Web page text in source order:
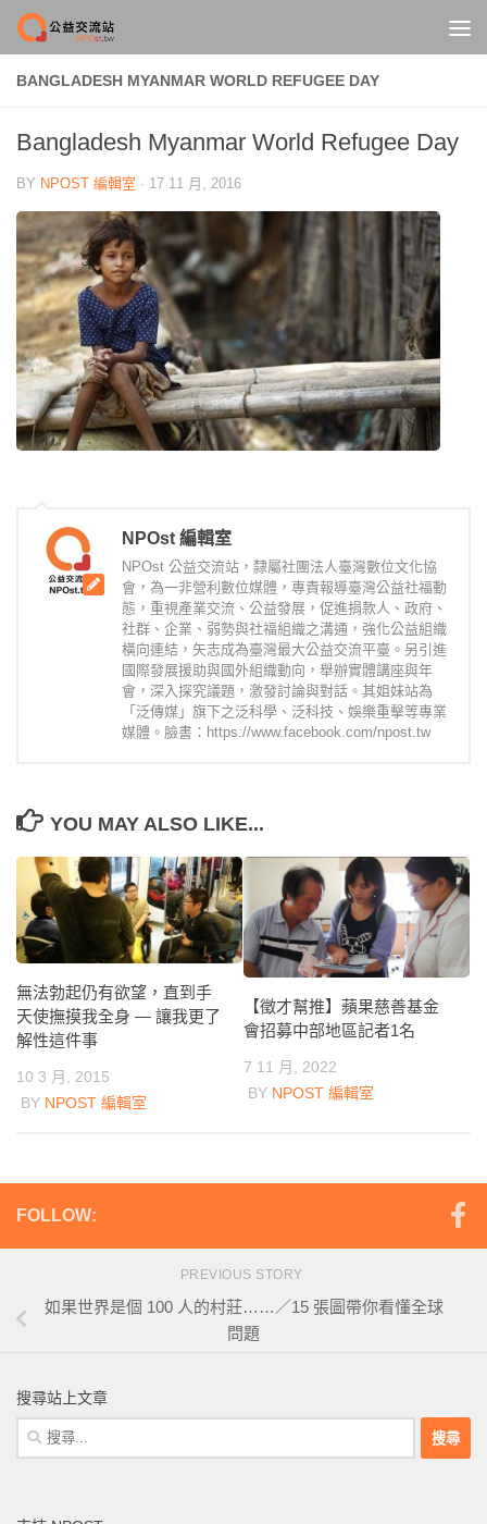
Skip to content
BANGLADESH MYANMAR WORLD REFUGEE DAY
Bangladesh Myanmar World Refugee Day
BY NPOST 編輯室 · 17 11 月, 2016
NPOst 編輯室
NPOst 公益交流站，隸屬社團法人臺灣數位文化協
會，為一非營利數位媒體，專責報導臺灣公益社福動
態，重視產業交流、公益發展，促進捐款人、政府、
社群、企業、弱勢與社福組織之溝通，強化公益組織
橫向連結，矢志成為臺灣最大公益交流平臺。另引進
國際發展援助與國外組織動向，舉辦實體講座與年
會，深入探究議題，激發討論與對話。其姐妹站為
「泛傳媒」旗下之泛科學、泛科技、娛樂重擊等專業
媒體。臉書：https://www.facebook.com/npost.tw
YOU MAY ALSO LIKE...
無法勃起仍有欲望，直到手
天使撫摸我全身 — 讓我更了
解性這件事
10 3 月, 2015
BY NPOST 編輯室
【徵才幫推】蘋果慈善基金
會招募中部地區記者1名
7 11 月, 2022
BY NPOST 編輯室
FOLLOW:
PREVIOUS STORY
如果世界是個 100 人的村莊……／15 張圖帶你看懂全球
問題
搜尋站上文章
搜
尋